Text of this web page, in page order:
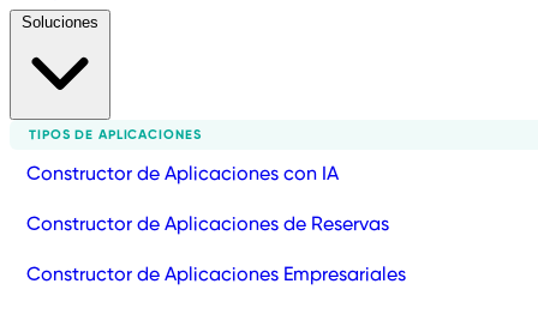
TIPOS DE APLICACIONES
Constructor de Aplicaciones con IA
Constructor de Aplicaciones de Reservas
Constructor de Aplicaciones Empresariales